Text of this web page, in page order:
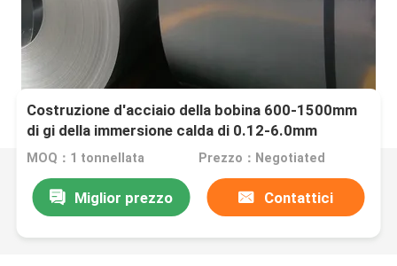
Costruzione d'acciaio della bobina 600-1500mm
di gi della immersione calda di 0.12-6.0mm
MOQ：1 tonnellata Prezzo：Negotiated
Miglior prezzo Contattici